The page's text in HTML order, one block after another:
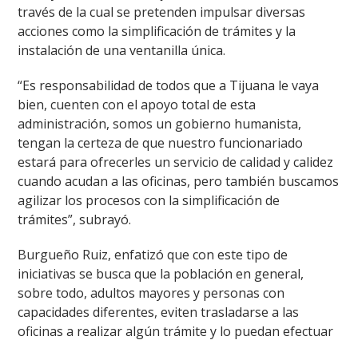
través de la cual se pretenden impulsar diversas
acciones como la simplificación de trámites y la
instalación de una ventanilla única.
“Es responsabilidad de todos que a Tijuana le vaya
bien, cuenten con el apoyo total de esta
administración, somos un gobierno humanista,
tengan la certeza de que nuestro funcionariado
estará para ofrecerles un servicio de calidad y calidez
cuando acudan a las oficinas, pero también buscamos
agilizar los procesos con la simplificación de
trámites”, subrayó.
Burgueño Ruiz, enfatizó que con este tipo de
iniciativas se busca que la población en general,
sobre todo, adultos mayores y personas con
capacidades diferentes, eviten trasladarse a las
oficinas a realizar algún trámite y lo puedan efectuar